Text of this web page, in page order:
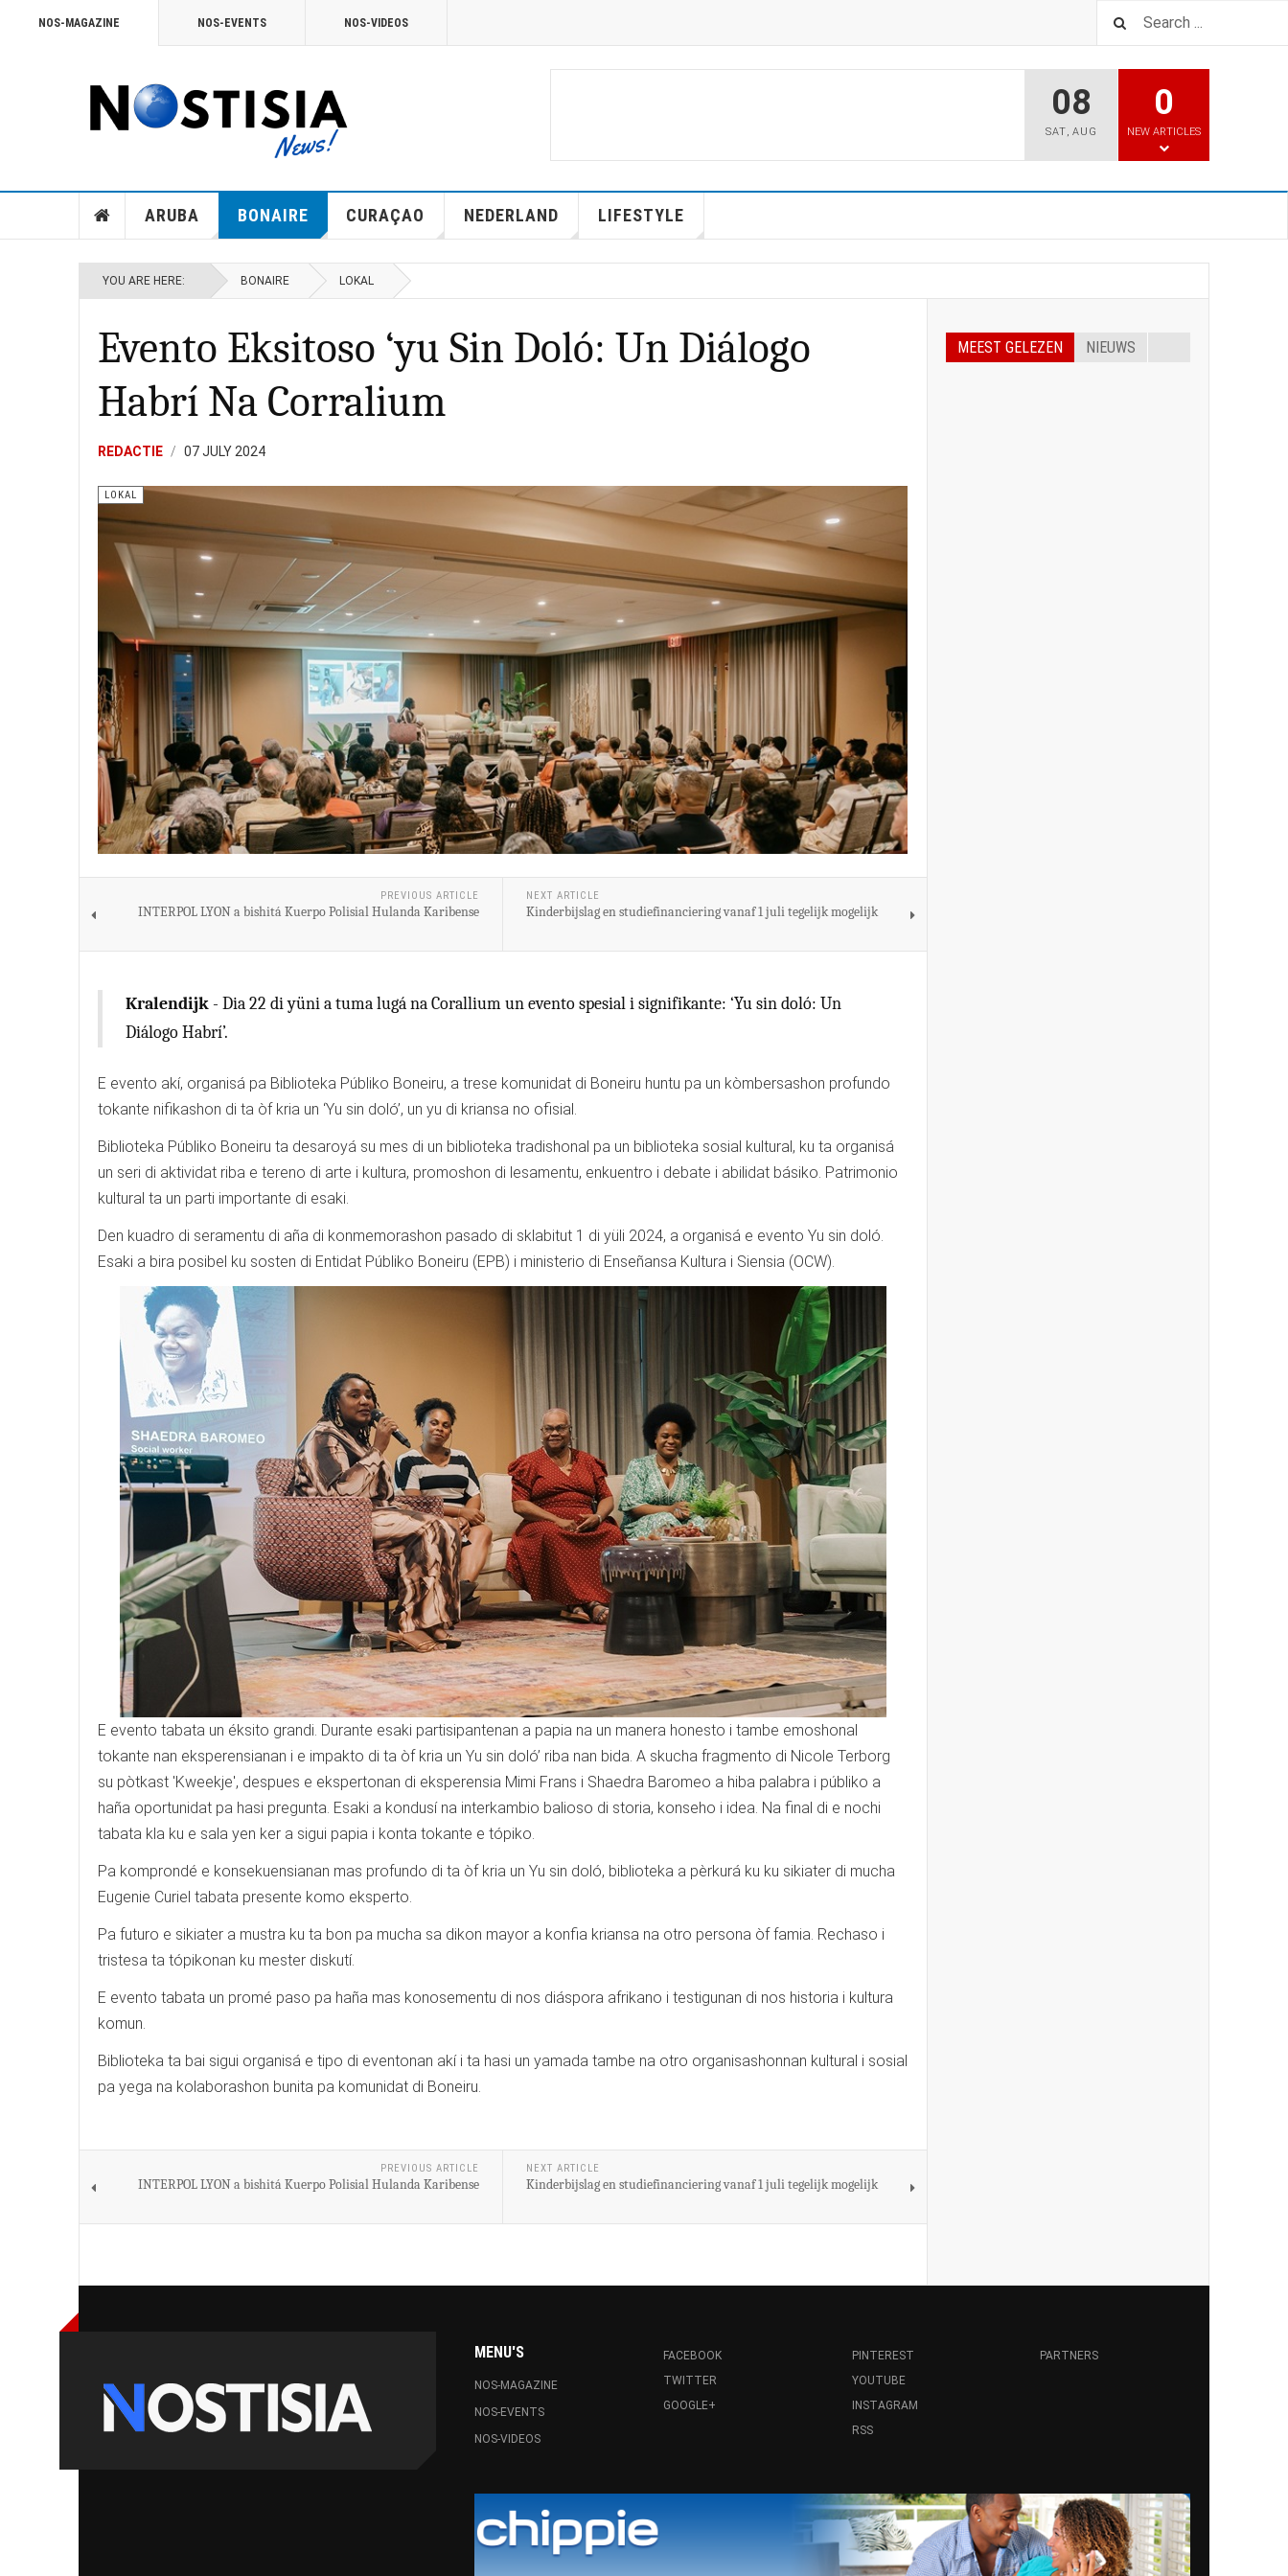
NOS-MAGAZINE NOS-EVENTS NOS-VIDEOS
08
SAT, AUG
0
NEW ARTICLES
ARUBA BONAIRE CURAÇAO NEDERLAND LIFESTYLE
YOU ARE HERE: BONAIRE LOKAL
Evento Eksitoso ‘yu Sin Doló: Un Diálogo
Habrí Na Corralium
REDACTIE 07 JULY 2024
LOKAL
PREVIOUS ARTICLE
INTERPOL LYON a bishitá Kuerpo Polisial Hulanda Karibense
NEXT ARTICLE
Kinderbijslag en studiefinanciering vanaf 1 juli tegelijk mogelijk
Kralendijk - Dia 22 di yüni a tuma lugá na Corallium un evento spesial i signifikante: ‘Yu sin doló: Un
Diálogo Habrí’.
E evento akí, organisá pa Biblioteka Públiko Boneiru, a trese komunidat di Boneiru huntu pa un kòmbersashon profundo
tokante nifikashon di ta òf kria un ‘Yu sin doló’, un yu di kriansa no ofisial.
Biblioteka Públiko Boneiru ta desaroyá su mes di un biblioteka tradishonal pa un biblioteka sosial kultural, ku ta organisá
un seri di aktividat riba e tereno di arte i kultura, promoshon di lesamentu, enkuentro i debate i abilidat básiko. Patrimonio
kultural ta un parti importante di esaki.
Den kuadro di seramentu di aña di konmemorashon pasado di sklabitut 1 di yüli 2024, a organisá e evento Yu sin doló.
Esaki a bira posibel ku sosten di Entidat Públiko Boneiru (EPB) i ministerio di Enseñansa Kultura i Siensia (OCW).
E evento tabata un éksito grandi. Durante esaki partisipantenan a papia na un manera honesto i tambe emoshonal
tokante nan eksperensianan i e impakto di ta òf kria un Yu sin doló’ riba nan bida. A skucha fragmento di Nicole Terborg
su pòtkast 'Kweekje', despues e ekspertonan di eksperensia Mimi Frans i Shaedra Baromeo a hiba palabra i públiko a
haña oportunidat pa hasi pregunta. Esaki a kondusí na interkambio balioso di storia, konseho i idea. Na final di e nochi
tabata kla ku e sala yen ker a sigui papia i konta tokante e tópiko.
Pa komprondé e konsekuensianan mas profundo di ta òf kria un Yu sin doló, biblioteka a pèrkurá ku ku sikiater di mucha
Eugenie Curiel tabata presente komo eksperto.
Pa futuro e sikiater a mustra ku ta bon pa mucha sa dikon mayor a konfia kriansa na otro persona òf famia. Rechaso i
tristesa ta tópikonan ku mester diskutí.
E evento tabata un promé paso pa haña mas konosementu di nos diáspora afrikano i testigunan di nos historia i kultura
komun.
Biblioteka ta bai sigui organisá e tipo di eventonan akí i ta hasi un yamada tambe na otro organisashonnan kultural i sosial
pa yega na kolaborashon bunita pa komunidat di Boneiru.
PREVIOUS ARTICLE
INTERPOL LYON a bishitá Kuerpo Polisial Hulanda Karibense
NEXT ARTICLE
Kinderbijslag en studiefinanciering vanaf 1 juli tegelijk mogelijk
MEEST GELEZEN NIEUWS
MENU'S
NOS-MAGAZINE
NOS-EVENTS
NOS-VIDEOS
FACEBOOK
TWITTER
GOOGLE+
PINTEREST
YOUTUBE
INSTAGRAM
RSS
PARTNERS